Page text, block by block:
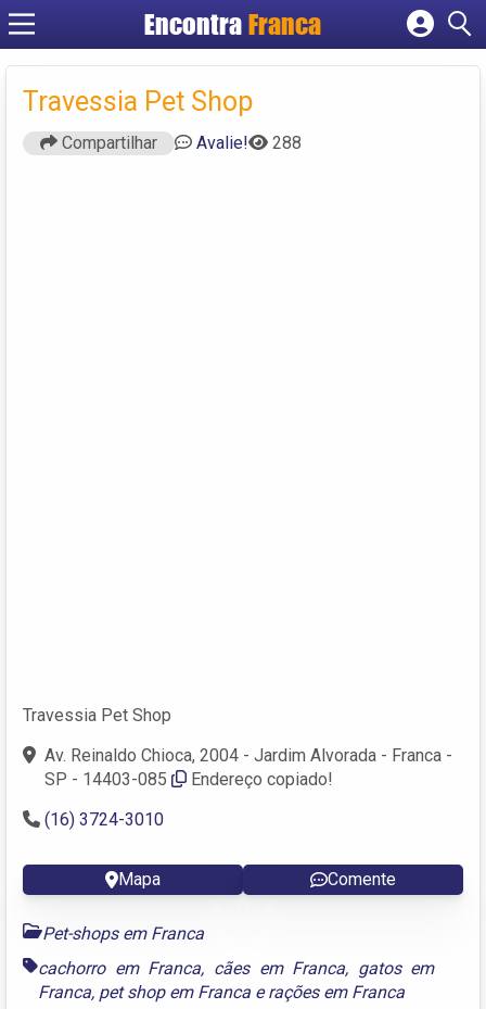
Encontra Franca
Cadastrar empresa
Criar conta
Travessia Pet Shop
Compartilhar Avalie! 288
Travessia Pet Shop
Av. Reinaldo Chioca, 2004 - Jardim Alvorada - Franca -
SP - 14403-085
Endereço copiado!
(16) 3724-3010
Mapa Comente
Pet-shops em Franca
cachorro em Franca, cães em Franca, gatos em
Franca, pet shop em Franca erações em Franca